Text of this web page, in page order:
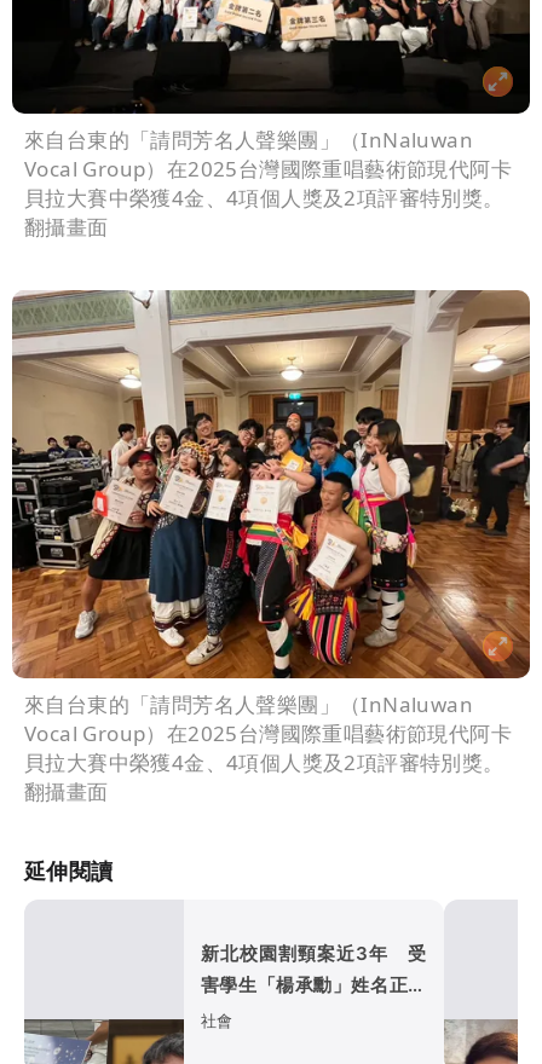
來自台東的「請問芳名人聲樂團」（InNaluwan
Vocal Group）在2025台灣國際重唱藝術節現代阿卡
貝拉大賽中榮獲4金、4項個人獎及2項評審特別獎。
翻攝畫面
來自台東的「請問芳名人聲樂團」（InNaluwan
Vocal Group）在2025台灣國際重唱藝術節現代阿卡
貝拉大賽中榮獲4金、4項個人獎及2項評審特別獎。
翻攝畫面
延伸閱讀
新北校園割頸案近3年 受
害學生「楊承勳」姓名正式
解禁
社會